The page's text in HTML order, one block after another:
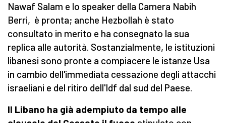
Nawaf Salam e lo speaker della Camera Nabih
Berri, è pronta; anche Hezbollah è stato
consultato in merito e ha consegnato la sua
replica alle autorità. Sostanzialmente, le istituzioni
libanesi sono pronte a compiacere le istanze Usa
in cambio dell'immediata cessazione degli attacchi
israeliani e del ritiro dell'Idf dal sud del Paese.
Il Libano ha già adempiuto da tempo alle